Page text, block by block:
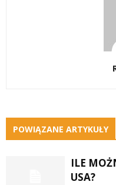
POWIĄZANE ARTYKUŁY
ILE
USA?